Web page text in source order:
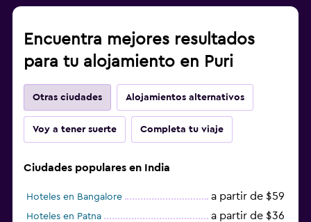
Encuentra mejores resultados
para tu alojamiento en Puri
Otras ciudades Alojamientos alternativos
Voy a tener suerte Completa tu viaje
Ciudades populares en India
Hoteles en Bangalore a partir de $59
Hoteles en Patna a partir de $36